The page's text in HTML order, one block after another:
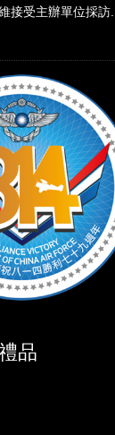
接受主辦單位採訪...
品